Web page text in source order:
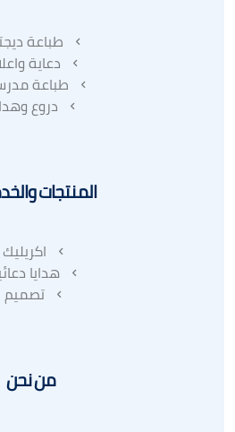
طباعة
دعاية
طباعة
دروع
المنتجات
اكريليك
هدايا
تصميم
من نحن